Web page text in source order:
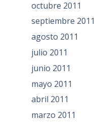
octubre 2011
septiembre 2011
agosto 2011
julio 2011
junio 2011
mayo 2011
abril 2011
marzo 2011